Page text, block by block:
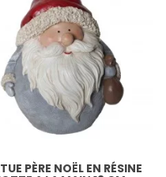
PÈRE NOËL EN RÉSINE